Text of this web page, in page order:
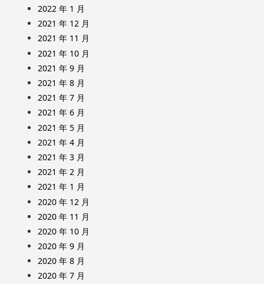
2022 年 1 月
2021 年 12 月
2021 年 11 月
2021 年 10 月
2021 年 9 月
2021 年 8 月
2021 年 7 月
2021 年 6 月
2021 年 5 月
2021 年 4 月
2021 年 3 月
2021 年 2 月
2021 年 1 月
2020 年 12 月
2020 年 11 月
2020 年 10 月
2020 年 9 月
2020 年 8 月
2020 年 7 月